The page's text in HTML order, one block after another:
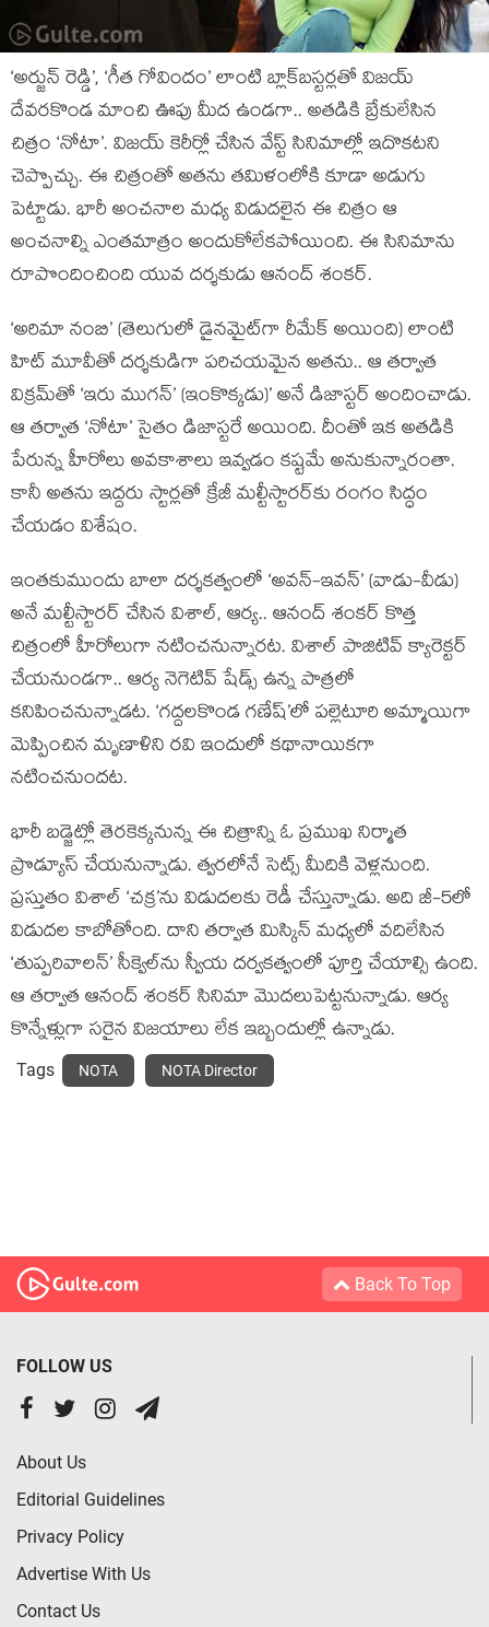
‘అర్జున్ రెడ్డి’, ‘గీత గోవిందం’ లాంటి బ్లాక్‌బస్టర్లతో విజయ్
దేవరకొండ మాంచి ఊపు మీద ఉండగా.. అతడికి బ్రేకులేసిన
చిత్రం ‘నోటా’. విజయ్ కెరీర్లో చేసిన వేస్ట్ సినిమాల్లో ఇదొకటని
చెప్పొచ్చు. ఈ చిత్రంతో అతను తమిళంలోకి కూడా అడుగు
పెట్టాడు. భారీ అంచనాల మధ్య విడుదలైన ఈ చిత్రం ఆ
అంచనాల్ని ఎంతమాత్రం అందుకోలేకపోయింది. ఈ సినిమాను
రూపొందించింది యువ దర్శకుడు ఆనంద్ శంకర్.
‘అరిమా నంబి’ (తెలుగులో డైనమైట్‌గా రీమేక్ అయింది) లాంటి
హిట్ మూవీతో దర్శకుడిగా పరిచయమైన అతను.. ఆ తర్వాత
విక్రమ్‌తో ‘ఇరు ముగన్’ (ఇంకొక్కడు)’ అనే డిజాస్టర్ అందించాడు.
ఆ తర్వాత ‘నోటా’ సైతం డిజాస్టరే అయింది. దీంతో ఇక అతడికి
పేరున్న హీరోలు అవకాశాలు ఇవ్వడం కష్టమే అనుకున్నారంతా.
కానీ అతను ఇద్దరు స్టార్లతో క్రేజీ మల్టీస్టారర్‌కు రంగం సిద్ధం
చేయడం విశేషం.
ఇంతకుముందు బాలా దర్శకత్వంలో ‘అవన్-ఇవన్’ (వాడు-వీడు)
అనే మల్టీస్టారర్ చేసిన విశాల్, ఆర్య.. ఆనంద్ శంకర్ కొత్త
చిత్రంలో హీరోలుగా నటించనున్నారట. విశాల్ పాజిటివ్ క్యారెక్టర్
చేయనుండగా.. ఆర్య నెగెటివ్ షేడ్స్ ఉన్న పాత్రలో
కనిపించనున్నాడట. ‘గద్దలకొండ గణేష్’లో పల్లెటూరి అమ్మాయిగా
మెప్పించిన మృణాళిని రవి ఇందులో కథానాయికగా
నటించనుందట.
భారీ బడ్జెట్లో తెరకెక్కనున్న ఈ చిత్రాన్ని ఓ ప్రముఖ నిర్మాత
ప్రొడ్యూస్ చేయనున్నాడు. త్వరలోనే సెట్స్ మీదికి వెళ్లనుంది.
ప్రస్తుతం విశాల్ ‘చక్ర’ను విడుదలకు రెడీ చేస్తున్నాడు. అది జీ-5లో
విడుదల కాబోతోంది. దాని తర్వాత మిస్కిన్ మధ్యలో వదిలేసిన
‘తుప్పరివాలన్’ సీక్వెల్‌ను స్వీయ దర్వకత్వంలో పూర్తి చేయాల్సి ఉంది.
ఆ తర్వాత ఆనంద్ శంకర్ సినిమా మొదలుపెట్టనున్నాడు. ఆర్య
కొన్నేళ్లుగా సరైన విజయాలు లేక ఇబ్బందుల్లో ఉన్నాడు.
Tags NOTA NOTA Director
Back To Top
FOLLOW US
About Us
Editorial Guidelines
Privacy Policy
Advertise With Us
Contact Us